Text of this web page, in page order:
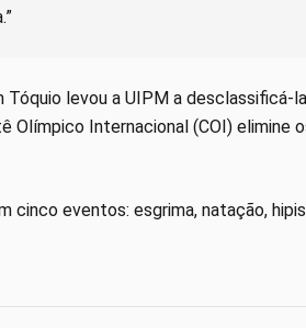
Tóquio levou a UIPM a
Olímpico Internacional (COI)
cinco eventos: esgrima, natação,